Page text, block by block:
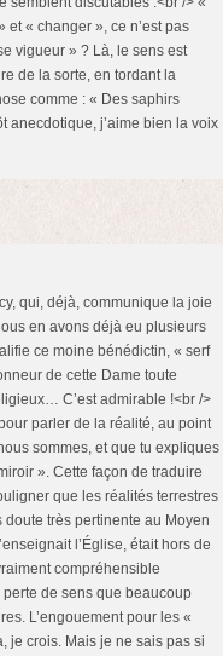
« changer », ce n’est pas
vigueur » ? Là, le sens est
de la sorte, en tordant la
comme : « Des saphirs
anecdotique, j’aime bien la voix
qui, déjà, communique la joie
en avons déjà eu plusieurs
ce moine bénédictin, « serf
de cette Dame toute
C’est admirable !<br />
parler de la réalité, au point
sommes, et que tu expliques
». Cette façon de traduire
que les réalités terrestres
très pertinente au Moyen
l’Église, était hors de
compréhensible
de sens que beaucoup
L’engouement pour les «
je crois. Mais je ne sais pas si